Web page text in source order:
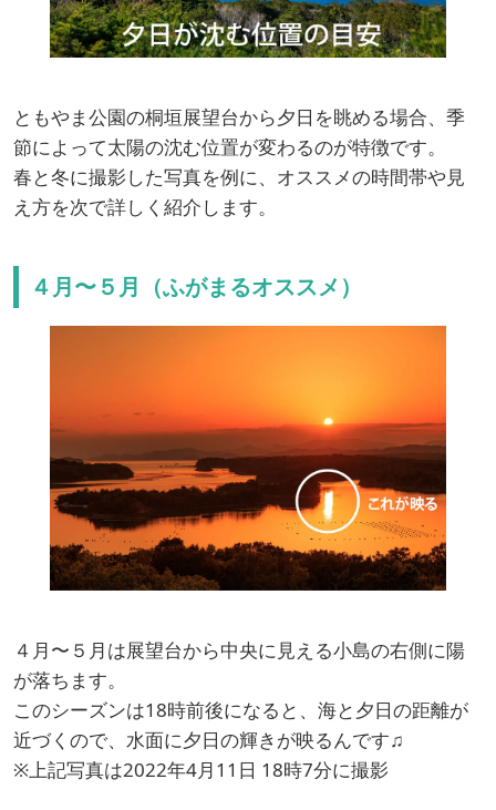
ともやま公園の桐垣展望台から夕日を眺める場合、季
節によって太陽の沈む位置が変わるのが特徴です。
春と冬に撮影した写真を例に、オススメの時間帯や見
え方を次で詳しく紹介します。
４月〜５月（ふがまるオススメ）
４月〜５月は展望台から中央に見える小島の右側に陽
が落ちます。
このシーズンは18時前後になると、海と夕日の距離が
近づくので、水面に夕日の輝きが映るんです♫
※上記写真は2022年4月11日 18時7分に撮影